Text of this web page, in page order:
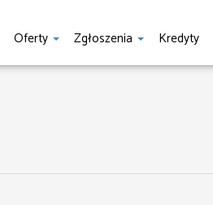
Oferty Zgłoszenia Kredyty